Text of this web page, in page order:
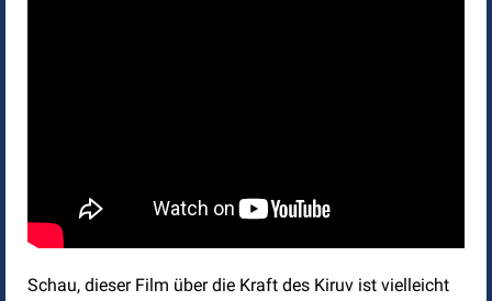
Schau, dieser Film über die Kraft des Kiruv ist vielleicht